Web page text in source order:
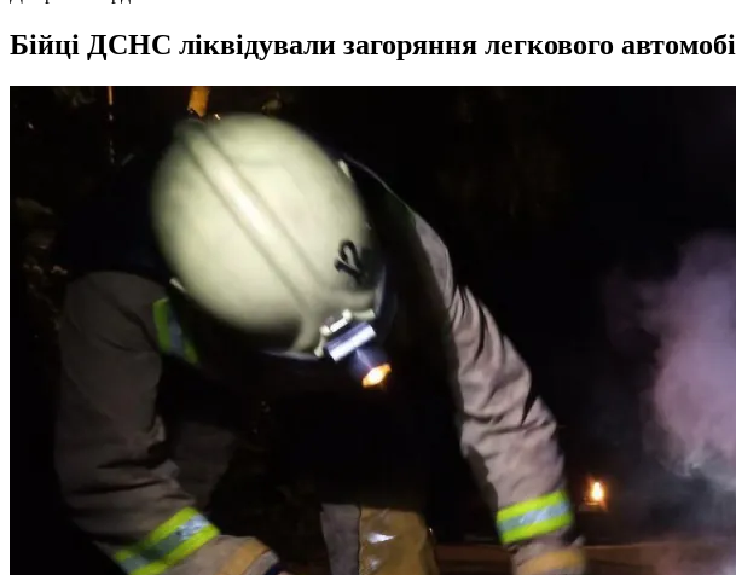
Бійці ДСНС ліквідували загоряння легкового